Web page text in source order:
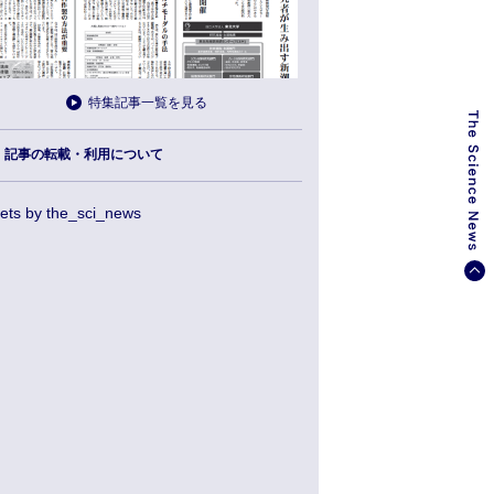
特集記事一覧を見る
記事の転載・利用について
by the_sci_news